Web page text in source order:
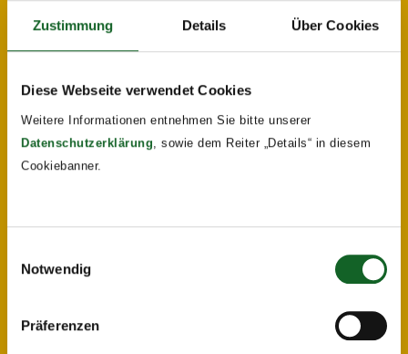
Zustimmung Details Über Cookies
Diese Webseite verwendet Cookies
Weitere Informationen entnehmen Sie bitte unserer
Datenschutzerklärung , sowie dem Reiter „Details“ in diesem
Cookiebanner.
Notwendig
Präferenzen